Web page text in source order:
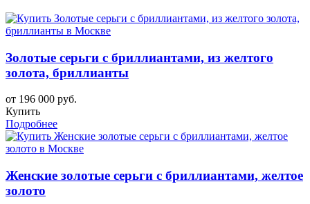
Золотые серьги с бриллиантами, из желтого
золота, бриллианты
от 196 000 руб.
Купить
Подробнее
Женские золотые серьги с бриллиантами, желтое
золото